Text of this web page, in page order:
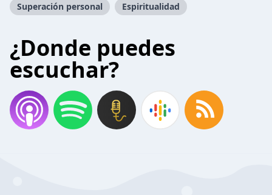
Superación personal
Espiritualidad
¿Donde puedes
escuchar?